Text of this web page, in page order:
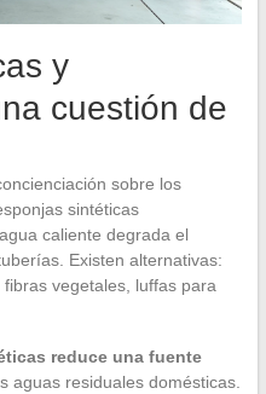
y
cuestión de
sobre los
sintéticas
caliente degrada el
Existen alternativas:
vegetales, luffas para
reduce una fuente
aguas residuales domésticas.